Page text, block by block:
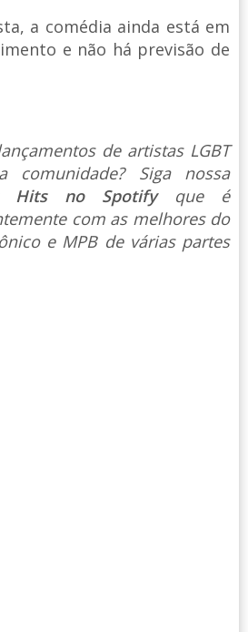
a comédia ainda está em
e não há previsão de
de artistas LGBT
Siga nossa
Hits no Spotify que é
com as melhores do
e MPB de várias partes